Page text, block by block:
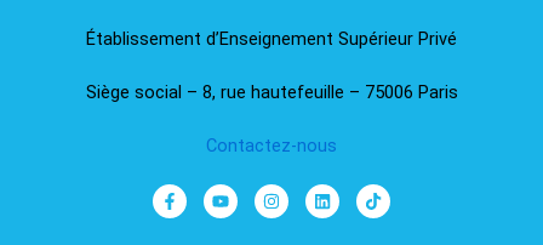
Établissement d’Enseignement Supérieur Privé
Siège social – 8, rue hautefeuille – 75006 Paris
Contactez-nous
F
a
c
Y
o
u
I
n
s
L
i
n
T
i
k